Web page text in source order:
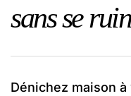
sans se
Dénichez maison